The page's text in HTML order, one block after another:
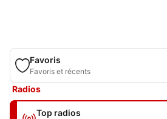
Favoris
Favoris et récents
Radios
Top radios